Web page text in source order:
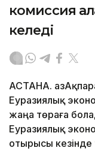
комиссия
келеді
АСТАНА.
Еуразиялық
жаңа төраға
Еуразиялық
отырысы кезінде